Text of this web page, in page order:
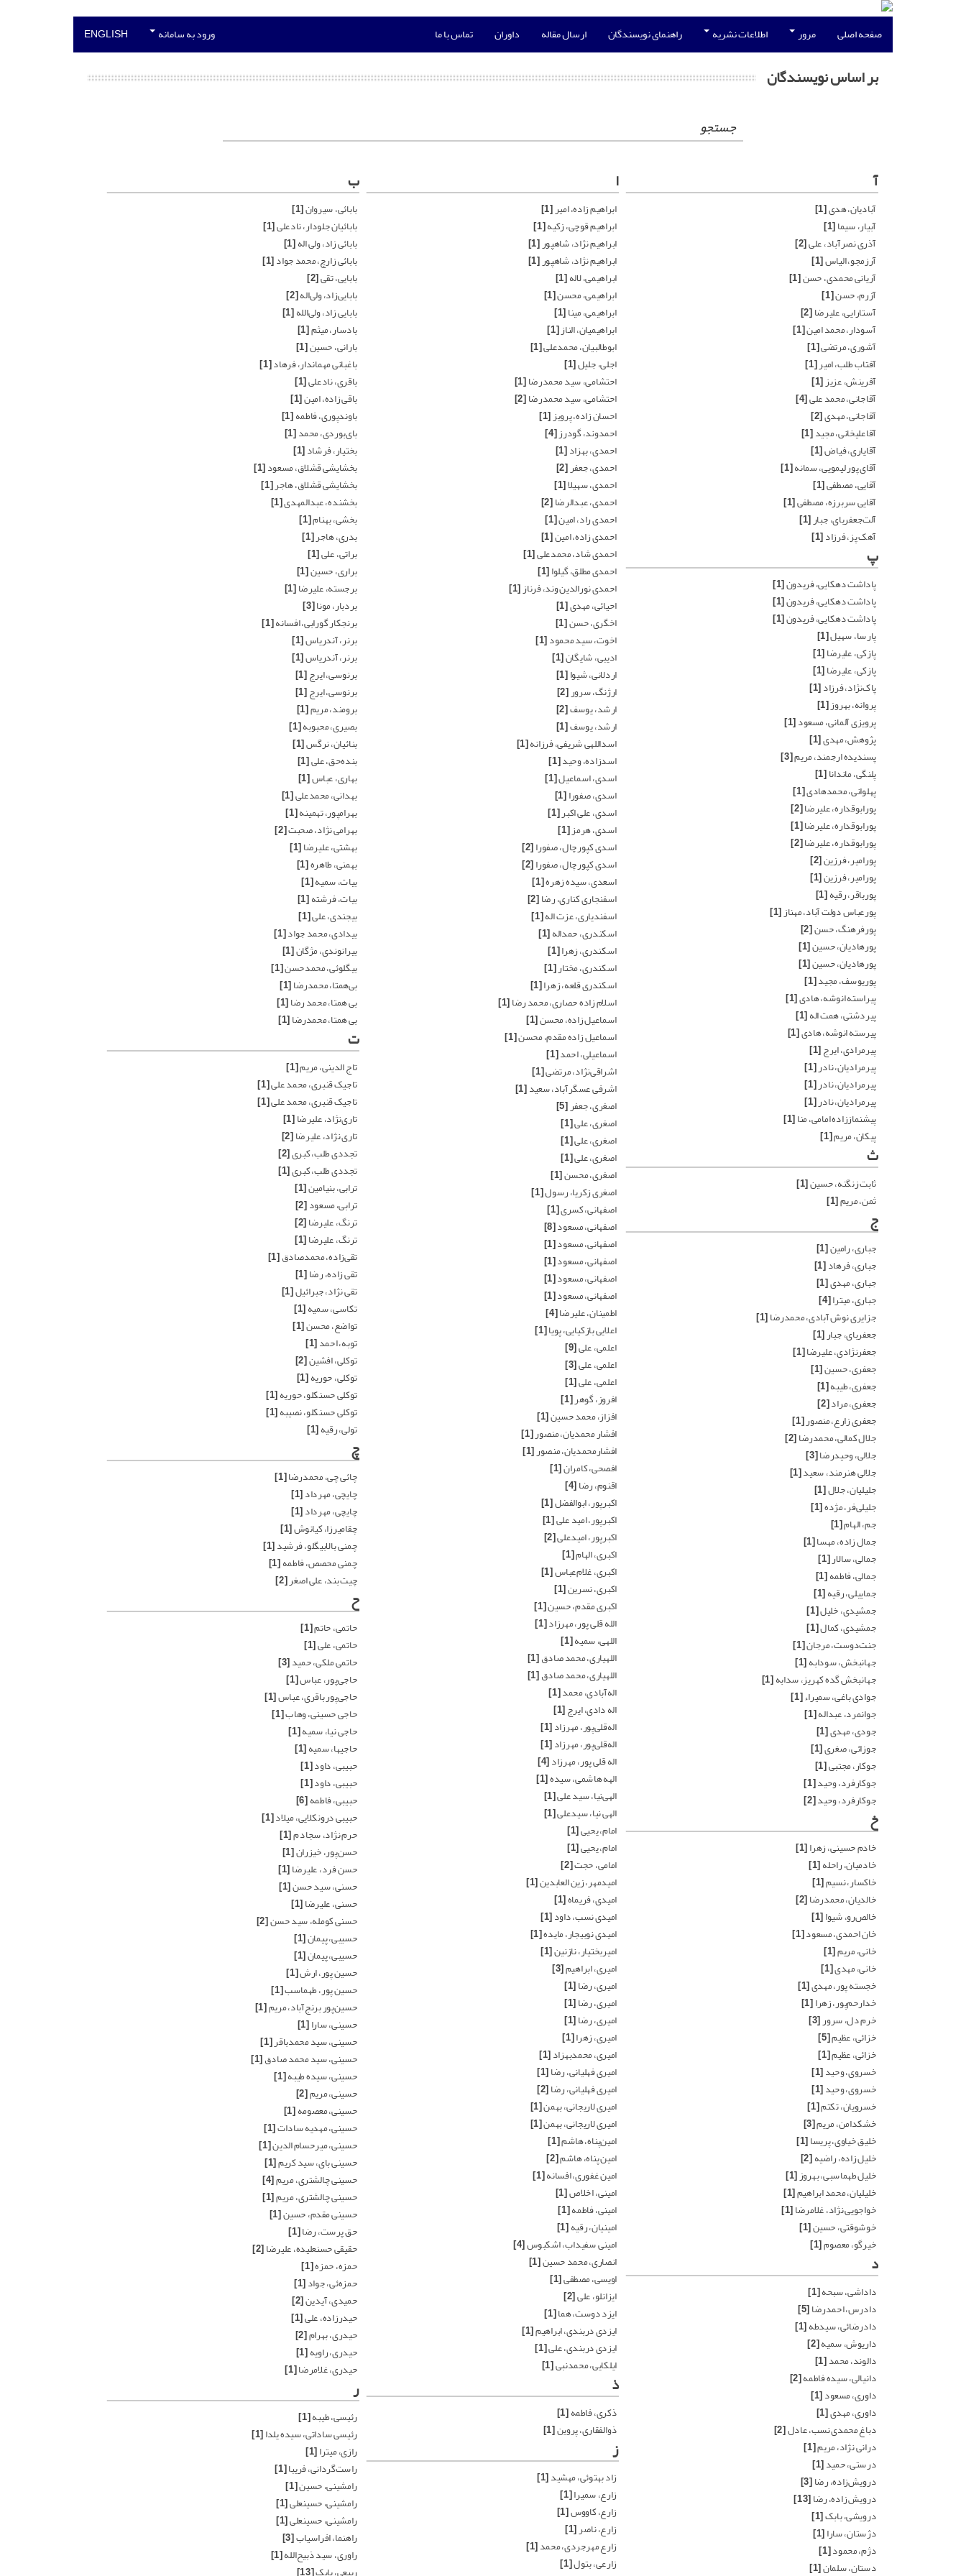
صفحه اصلی مرور اطلاعات نشریه راهنمای نویسندگان ارسال مقاله داوران تماس با ما ورود به سامانه ENGLISH
بر اساس نویسندگان
جستجو
آ
آبادیان، هدی[1]
آبیار، سیما[1]
آذری نصرآباد، علی[2]
آرزمجو، الیاس[1]
آریانی محمدی، حسن[1]
آزرم، حسن[1]
آستارایی، علیرضا[2]
آسودار، محمد امین[1]
آشوری، مرتضی[1]
آفتاب طلب، امیر[1]
آفرینش، عزیز[1]
آقاجانی، محمد علی[4]
آقاجانی، مهدی[2]
آقاعلیخانی، مجید[1]
آقایاری، فیاض[1]
آقای پور لیمویی، سمانه[1]
آقایی، مصطفی[1]
آقایی سربرزه، مصطفی[1]
آلت‌جعفربای، جبار[1]
آهک پز، فرزاد[1]
ا
ابراهیم زاده، امیر[1]
ابراهیم قوچی، زکیه[1]
ابراهیم نژاد، شاهپور[1]
ابراهیم نژاد، شاهپور[1]
ابراهیمی، لاله[1]
ابراهیمی، محسن[1]
ابراهیمی، مینا[1]
ابراهیمیان، الناز[1]
ابوطالبیان، محمدعلی[1]
اجلی، جلیل[1]
احتشامی، سید محمدرضا[1]
احتشامی، سید محمدرضا[2]
احسان زاده، پرویز[1]
احمدوند، گودرز[4]
احمدی، بهزاد[1]
احمدی، جعفر[2]
احمدی، سهیلا[1]
احمدی، عبدالرضا[2]
احمدی راد، امین[1]
احمدی زاده، امین[1]
احمدی شاد، محمدعلی[1]
احمدی مطلق، گیلوا[1]
احمدی نورالدین وند، فرناز[1]
احیائی، مهدی[1]
اخگری، حسن[1]
اخوت، سید محمود[1]
ادیبی، شایگان[1]
اردلانی، شیوا[1]
ارژنگ، سرور[2]
ارشد، یوسف[2]
ارشد، یوسف[1]
اسداللهی شریفی، فرزانه[1]
اسدزاده، وحید[1]
اسدی، اسماعیل[1]
اسدی، صفورا[1]
اسدی، علی اکبر[1]
اسدی، هرمز[1]
اسدی کپورچال، صفورا[2]
اسدی کپورچال، صفورا[2]
اسعدی، سیده زهره[1]
اسفنجاری کناری، رضا[2]
اسفندیاری، عزت اله[1]
اسکندری، حمداله[1]
اسکندری، زهرا[1]
اسکندری، مختار[1]
اسکندری قلعه، زهرا[1]
اسلام زاده حصاری، محمد رضا[1]
اسماعیل زاده، محسن[1]
اسماعیل زاده مقدم، محسن[1]
اسماعیلی، احمد[1]
اشراقی‌نژاد، مرتضی[1]
اشرفی عسگرآباد، سعید[1]
اصغری، جعفر[5]
اصغری، علی[1]
اصغری، علی[1]
اصغری، علی[1]
اصغری، محسن[1]
اصغری زکریا، رسول[1]
اصفهانی، کسری[1]
اصفهانی، مسعود[8]
اصفهانی، مسعود[1]
اصفهانی، مسعود[1]
اصفهانی، مسعود[1]
اصفهانی، مسعود[1]
اطمینان، علیرضا[4]
اعلایی بازکیایی، پویا[1]
اعلمی، علی[9]
اعلمی، علی[3]
اعلمی، علی[1]
افروز، گوهر[1]
افزاز، محمد حسین[1]
افشار محمدیان، منصور[1]
افشارمحمدیان، منصور[1]
افصحی، کامران[1]
اقنوم، رضا[4]
اکبرپور، ابوالفضل[1]
اکبرپور، امید علی[1]
اکبرپور، امیدعلی[2]
اکبری، الهام[1]
اکبری، غلام‌عباس[1]
اکبری، نسرین[1]
اکبری مقدم، حسین[1]
الله قلی پور، مهرزاد[1]
اللهی، سمیه[1]
اللهیاری، محمد صادق[1]
اللهیاری، محمد صادق[1]
اله‌آبادی، محمد[1]
اله دادی، ایرج[1]
اله‌قلی‌پور، مهرزاد[1]
اله‌قلی‌پور، مهرزاد[1]
اله قلی پور، مهرزاد[4]
الهه هاشمی، سیده[1]
الهی‌نیا، سید علی[1]
الهی نیا، سیدعلی[1]
امام، یحیی[1]
امام، یحیی[1]
امامی، حجت[2]
امیدمهر، زین العابدین[1]
امیدی، فریماه[1]
امیدی نسب، داود[1]
امیدی نوبیجار، مایده[1]
امیربختیار، نازنین[1]
امیری، ابراهیم[3]
امیری، رضا[1]
امیری، رضا[1]
امیری، رضا[1]
امیری، زهرا[1]
امیری، محمدبهزاد[1]
امیری فهلیانی، رضا[1]
امیری فهلیانی، رضا[2]
امیری لاریجانی، بهمن[1]
امیری لاریجانی، بهمن[1]
امین‌پناه، هاشم[1]
امین پناه، هاشم[2]
امین غفوری، افسانه[1]
امینی، اخلاص[1]
امینی، فاطمه[1]
امینیان، رقیه[1]
امینی سفیداب، اشکبوس[4]
انصاری، محمد حسین[1]
اویسی، مصطفی[1]
ایزانلو، علی[2]
ایزد دوست، هما[1]
ایزدی دربندی، ابراهیم[1]
ایزدی دربندی، علی[1]
ایلکایی، محمدنبی[1]
ب
بابائی، سیروان[1]
بابائیان جلودار، نادعلی[1]
بابائی زاد، ولی اله[1]
بابائی زارچ، محمد جواد[1]
بابایی، تقی[2]
بابایی‌زاد، ولی‌اله[2]
بابایی زاد، ولی‌الله[1]
بادسار، میثم[1]
بارانی، حسین[1]
باغبانی مهماندار، فرهاد[1]
باقری، نادعلی[1]
باقی زاده، امین[1]
باوندپوری، فاطمه[1]
بای‌بوردی، محمد[1]
بختیار، فرشاد[1]
بخشایشی قشلاق، مسعود[1]
بخشایشی قشلاق، هاجر[1]
بخشنده، عبدالمهدی[1]
بخشی، بهنام[1]
بدری، هاجر[1]
براتی، علی[1]
براری، حسین[1]
برجسته، علیرضا[1]
بردبار، مونا[3]
برنجکار گورابی، افسانه[1]
برنر، آندریاس[1]
برنر، آندریاس[1]
برنوسی، ایرج[1]
برنوسی، ایرج[1]
برومند، مریم[1]
بصیری، محبوبه[1]
بنائیان، نرگس[1]
بنده‌حق، علی[1]
بهاری، عباس[1]
بهدانی، محمدعلی[1]
بهرامپور، تهمینه[1]
بهرامی نژاد، صحبت[2]
بهشتی، علیرضا[1]
بهمنی، طاهره[1]
بیات، سمیه[1]
بیات، فرشته[1]
بیجندی، علی[1]
بیدادی، محمد جواد[1]
بیرانوندی، مژگان[1]
بیگلوئی، محمدحسن[1]
بی‌همتا، محمدرضا[1]
بی همتا، محمد رضا[1]
بی همتا، محمدرضا[1]
پ
پاداشت ‌دهکایی، فریدون[1]
پاداشت ‌دهکایی، فریدون[1]
پاداشت دهکایی، فریدون[1]
پارسا، سهیل[1]
پازکی، علیرضا[1]
پازکی، علیرضا[1]
پاک‌نژاد، فرزاد[1]
پروانه، بهروز[1]
پرویزی آلمانی، مسعود[1]
پژوهش، مهدی[1]
پسندیده ارجمند، مریم[3]
پلنگی، ماندانا[1]
پهلوانی، محمدهادی[1]
پورابوقداره، علیرضا[2]
پورابوقداره، علیرضا[1]
پورابوقداره، علیرضا[2]
پورامیر، فرزین[2]
پورامیر، فرزین[1]
پورباقر، رقیه[1]
پورعباس دولت آباد، مهناز[1]
پورفرهنگ، حسن[2]
پورهادیان، حسین[1]
پورهادیان، حسین[1]
پوریوسف، مجید[1]
پیراسته انوشه، هادی[1]
پیردشتی، همت اله[1]
پیرسته انوشه، هادی[1]
پیرمرادی، ایرج[1]
پیرمرادیان، نادر[1]
پیرمرادیان، نادر[1]
پیرمرادیان، نادر[1]
پیشنماززاده امامی، منا[1]
پیکان، مریم[1]
ت
تاج الدینی، مریم[1]
تاجیک قنبری، محمد علی[1]
تاجیک قنبری، محمد علی[1]
تاری‌نژاد، علیرضا[1]
تاری نژاد، علیرضا[2]
تجددی طلب، کبری[2]
تجددی طلب، کبری[1]
ترابی، بنیامین[1]
ترابی، مسعود[2]
ترنگ، علیرضا[2]
ترنگ، علیرضا[1]
تقی‌زاده، محمدصادق[1]
تقی زاده، رضا[1]
تقی نژاد، جبرائیل[1]
تکاسی، سمیه[1]
تواضع، محسن[1]
توبه، احمد[1]
توکلی، افشین[2]
توکلی، حوریه[1]
توکلی حسنکلو، حوریه[1]
توکلی حسنکلو، نصیبه[1]
تولی، رقیه[1]
ث
ثابت زنگنه، حسین[1]
ثمن، مریم[1]
ج
جباری، رامین[1]
جباری، فرهاد[1]
جباری، مهدی[1]
جباری، میترا[4]
جزایری نوش آبادی، محمدرضا[1]
جعفربای، جبار[1]
جعفرنژادی، علیرضا[1]
جعفری، حسین[1]
جعفری، طیبه[1]
جعفری، مراد[2]
جعفری زارع، منصور[1]
جلال کمالی، محمدرضا[2]
جلالی، وحیدرضا[3]
جلالی هنرمند، سعید[1]
جلیلیان، جلال[1]
جلیلی‌فر، مژده[1]
جم، الهام[1]
جمال زاده، مهسا[1]
جمالی، سالار[1]
جمالی، فاطمه[1]
جماییلی، رقیه[1]
جمشیدی، خلیل[1]
جمشیدی، کمال[1]
جنت‌دوست، مرجان[1]
جهانبخش، سودابه[1]
جهانبخش گده کهریز، سدابه[1]
جوادی باغی، سمیراء[1]
جوانمرد، عبداله[1]
جودی، مهدی[1]
جوزائی، صغری[1]
جوکار، مجتبی[1]
جوکارفرد، وحید[1]
جوکارفرد، وحید[2]
چ
چائی چی، محمدرضا[1]
چایچی، مهرداد[1]
چایچی، مهرداد[1]
چقامیرزا، کیانوش[1]
چمنی بالابیگلو، فرشید[1]
چمنی محصص، فاطمه[1]
چیت بند، علی اصغر[2]
ح
حاتمی، حاتم[1]
حاتمی، علی[1]
حاتمی ملکی، حمید[3]
حاجی‌پور، عباس[1]
حاجی‌پور باقری، عباس[1]
حاجی حسینی، وهاب[1]
حاجی نیا، سمیه[1]
حاجیها، سمیه[1]
حبیبی، داود[1]
حبیبی، داود[1]
حبیبی، فاطمه[6]
حبیبی درونکلایی، میلاد[1]
حرم نژاد، سجاد م[1]
حسن‌پور، خیزران[1]
حسن فرد، علیرضا[1]
حسنی، سید حسن[1]
حسنی، علیرضا[1]
حسنی کومله، سید حسن[2]
حسیبی، پیمان[1]
حسیبی، پیمان[1]
حسین پور، ارش[1]
حسین پور، طهماسب[1]
حسین‌پور برنج‌آباد، مریم[1]
حسینی، سارا[1]
حسینی، سید محمدباقر[1]
حسینی، سید محمد صادق[1]
حسینی، سیده طیبه[1]
حسینی، مریم[2]
حسینی، معصومه[1]
حسینی، مهدیه سادات[1]
حسینی، میرحسام الدین[1]
حسینی بای، سید کریم[1]
حسینی چالشتری، مریم[4]
حسینی چالشتری، مریم[1]
حسینی مقدم، حسین[1]
حق پرست، رضا[1]
حقیقی حسنعلیده، علیرضا[2]
حمزه، حمزه[1]
حمزه‌ئی، جواد[1]
حمیدی، آیدین[2]
حیدرزاده، علی[1]
حیدری، بهرام[2]
حیدری، راویه[1]
حیدری، غلامرضا[1]
خ
خادم حسینی، زهرا[1]
خادمیان، راحله[1]
خاکسار، نسیم[1]
خالدیان، محمدرضا[2]
خالص‌رو، شیوا[1]
خان احمدی، مسعود[1]
خانی، مریم[1]
خانی، مهدی[1]
خجسته پور، مهدی[1]
خدارحم‌پور، زهرا[1]
خرم دل، سرور[3]
خزائی، عظیم[5]
خزائی، عظیم[1]
خسروی، وحید[1]
خسروی، وحید[1]
خسرویان، تکتم[1]
خشکدامن، مریم[3]
خلیق خیاوی، پریسا[1]
خلیل زاده، راضیه[2]
خلیل طهماسبی، بهروز[1]
خلیلیان، محمد ابراهیم[1]
خواجویی نژاد، غلامرضا[1]
خوشوقتی، حسین[1]
خیرگو، معصوم[1]
د
داداشی، سبحه[1]
دادرس، احمدرضا[5]
دادرضائی، سیدطه[1]
داریوش، سمیه[2]
دالوند، محمد[1]
دانیالی، سیده فاطمه[2]
داوری، مسعود[1]
داوری، مهدی[1]
دباغ محمدی نسب، عادل[2]
درانی نژاد، مریم[1]
درستی، حمید[1]
درویش‌زاده، رضا[3]
درویش زاده، رضا[13]
درویشی، بابک[1]
دژستان، سارا[1]
دژم، محمود[1]
دستان، سلمان[1]
ذ
ذکری، فاطمه[1]
ذوالفقاری، پروین[1]
ر
رئیسی، طیبه[1]
رئیسی ساداتی، سیده یلدا[1]
رازی، میترا[1]
راست‌گردانی، فریبا[1]
رامشینی، حسین[1]
رامشینی، حسینعلی[1]
رامشینی، حسینعلی[1]
راهنما، افراسیاب[3]
راوری، سید ذبیح‌الله[1]
ربیعی، بابک[13]
ز
زاد بهتوئی، مهشید[1]
زارع، سمیرا[1]
زارع، کاووس[1]
زارع، ناصر[1]
زارع مهرجردی، محمد[1]
زارعی، بتول[1]